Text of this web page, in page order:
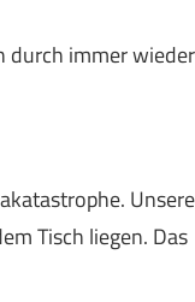
durch immer wieder
Unsere
Tisch liegen. Das